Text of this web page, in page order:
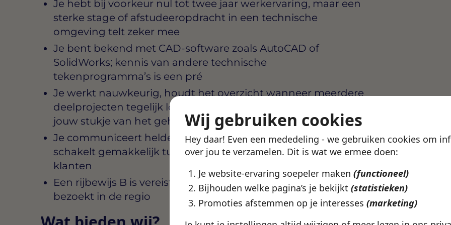
Wij gebruiken cookies
Hey daar! Even een mededeling - we gebruiken cookies om
over jou te verzamelen. Dit is wat we ermee doen:
Je website-ervaring soepeler maken (functioneel)
Bijhouden welke pagina’s je bekijkt (statistieken)
Promoties afstemmen op je interesses (marketing)
Je hebt bij voorkeur nul tot twee jaar werkervaring, maar een
sterke stage of afstudeeropdracht in een technische
omgeving telt zeker mee
Je bent bekend met CAD-software zoals AutoCAD of
SolidWorks; kennis van andere technische
tekenprogramma’s is een pré
Je werkt nauwkeurig, houdt het overzicht wanneer meerdere
deelprojecten tegelijk lopen en voelt je verantwoordelijk voor
jouw stukje van het geheel
Je communiceert helder, zowel mondeling als schriftelijk, en
schakelt gemakkelijk tussen technici, projectleiders en
klanten
Een rijbewijs B is vereist, omdat je regelmatig projectlocaties
bezoekt in de regio